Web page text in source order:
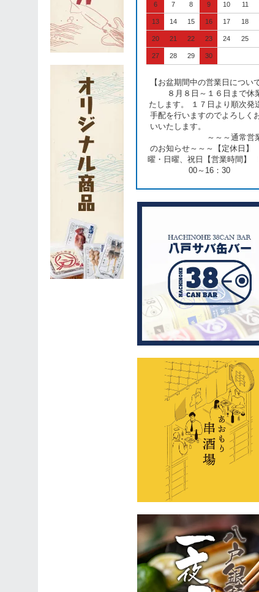
6 7 8 9 10 11
13 14 15 16 17 18
20 21 22 23 24 25
27 28 29 30
【お盆期間中の営業日について
８月８日～１６日まで休
たします。 １７日より順次発
手配を行いますのでよろしく
いいたします
～～～通常営業
のお知らせ～～～【定休日
曜・日曜、祝日【営業時間】
00～16：30